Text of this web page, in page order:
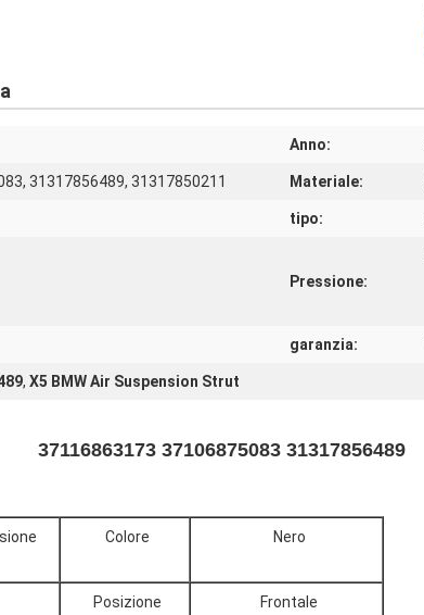
Anno:
31317856489, 31317850211 Materiale:
tipo:
Pressione:
garanzia:
, X5 BMW Air Suspension Strut
37116863173 37106875083 31317856489
Colore Nero
Posizione Frontale